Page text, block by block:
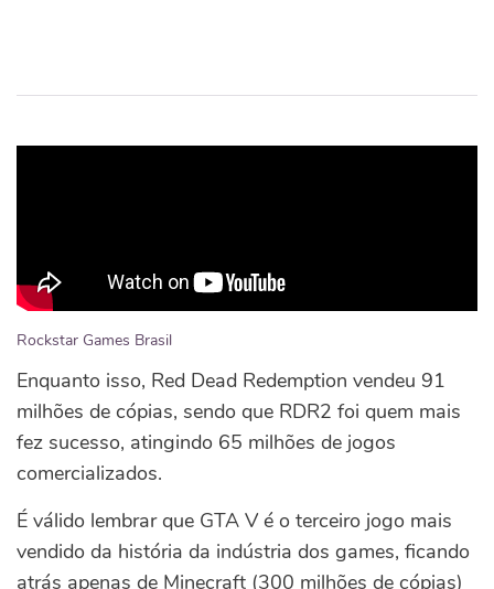
Rockstar Games Brasil
Enquanto isso, Red Dead Redemption vendeu 91
milhões de cópias, sendo que RDR2 foi quem mais
fez sucesso, atingindo 65 milhões de jogos
comercializados.
É válido lembrar que GTA V é o terceiro jogo mais
vendido da história da indústria dos games, ficando
atrás apenas de Minecraft (300 milhões de cópias)